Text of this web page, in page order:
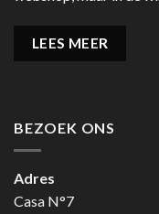
LEES MEER
BEZOEK ONS
Adres
Casa N°7